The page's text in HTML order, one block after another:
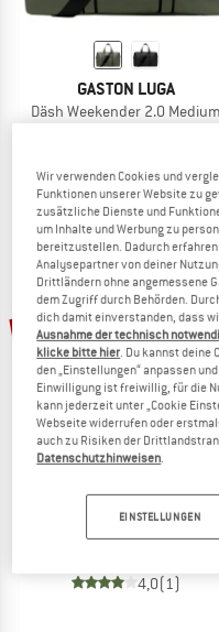
GASTON LUGA
Däsh Weekender 2.0 Medium
(0)
15%
BERGHAUS
Carryall Mule 30
Reisetasche
4,0(1)
Wir verwenden Cookies und
Funktionen unserer Website zu
zusätzliche Dienste und
um Inhalte und Werbung zu
bereitzustellen. Dadurch erfahren
Analysepartner von deiner
Drittländern ohne angemessene
dem Zugriff durch Behörden.
dich damit einverstanden, dass
Ausnahme der technisch
klicke bitte hier . Du kannst
den „Einstellungen“ anpassen
Einwilligung ist freiwillig, für die
kann jederzeit unter „Cookie
Webseite widerrufen oder
auch zu Risiken der
Datenschutzhinweisen
EINSTELLUNGEN